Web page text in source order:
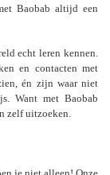
Baobab altijd een
echt leren kennen.
en contacten met
én zijn waar niet
Want met Baobab
zelf uitzoeken.
je niet alleen! Onze